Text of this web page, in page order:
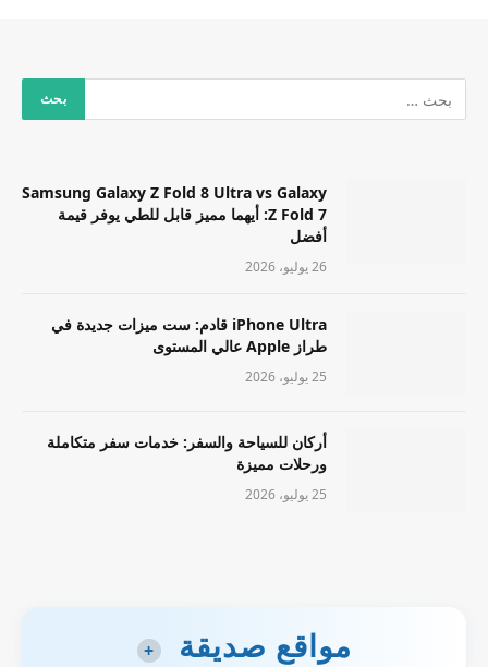
Samsung Galaxy Z Fold 8 Ultra vs Galaxy
Z Fold 7: أيهما مميز قابل للطي يوفر قيمة
أفضل
26 يوليو، 2026
iPhone Ultra قادم: ست ميزات جديدة في
طراز Apple عالي المستوى
25 يوليو، 2026
أركان للسياحة والسفر: خدمات سفر متكاملة
ورحلات مميزة
25 يوليو، 2026
مواقع صديقة +